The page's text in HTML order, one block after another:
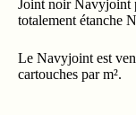
Joint noir Navyjoint
totalement étanche
Le Navyjoint est
cartouches par m².